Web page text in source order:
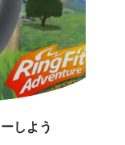
しよう